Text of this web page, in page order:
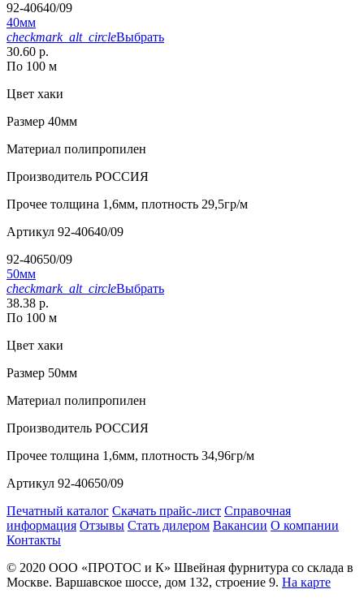
92-40640/09
40мм
checkmark_alt_circleВыбрать
30.60 р.
По 100 м
Цвет хаки
Размер 40мм
Материал полипропилен
Производитель РОССИЯ
Прочее толщина 1,6мм, плотность 29,5гр/м
Артикул 92-40640/09
92-40650/09
50мм
checkmark_alt_circleВыбрать
38.38 р.
По 100 м
Цвет хаки
Размер 50мм
Материал полипропилен
Производитель РОССИЯ
Прочее толщина 1,6мм, плотность 34,96гр/м
Артикул 92-40650/09
Печатный каталог Скачать прайс-лист Справочная
информация Отзывы Стать дилером Вакансии О компании
Контакты
© 2020 ООО «ПРОТОС и К» Швейная фурнитура со склада в
Москве. Варшавское шоссе, дом 132, строение 9. На карте